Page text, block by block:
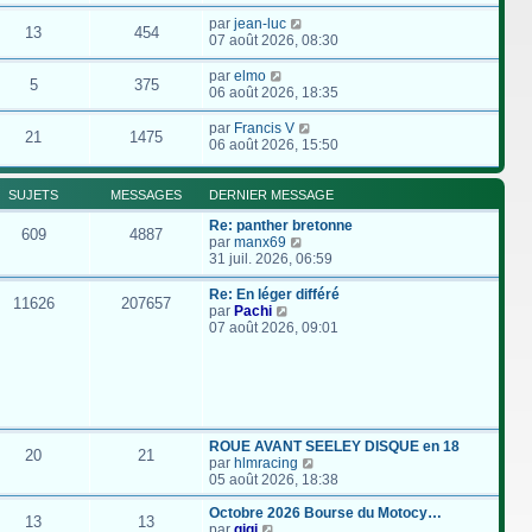
13 454 par jean-luc
07 août 2026, 08:30
5 375 par elmo
06 août 2026, 18:35
21 1475 par Francis V
06 août 2026, 15:50
SUJETS MESSAGES DERNIER MESSAGE
609 4887
Re: panther bretonne
par manx69
o
n
s
l
e
r
n
e
31 juil. 2026, 06:59
11626 207657
Re: En léger différé
par Pachi
o
e
r
l
e
d
e
07 août 2026, 09:01
20 21
ROUE AVANT SEELEY DISQUE en 18
par hlmracing
o
n
s
05 août 2026, 18:38
13 13
Octobre 2026 Bourse du Motocy…